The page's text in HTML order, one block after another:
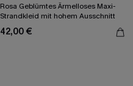
Rosa Geblümtes Ärmelloses Maxi-
Strandkleid mit hohem Ausschnitt
42,00 €